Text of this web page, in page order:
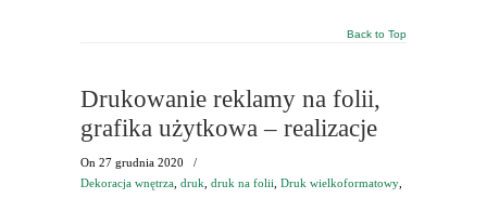
Back to Top
Drukowanie reklamy na folii,
grafika użytkowa – realizacje
On 27 grudnia 2020
/
Dekoracja wnętrza druk druk na folii Druk wielkoformatowy